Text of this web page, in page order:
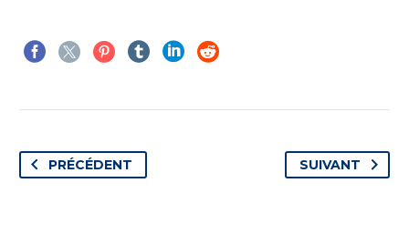
PRÉCÉDENT SUIVANT